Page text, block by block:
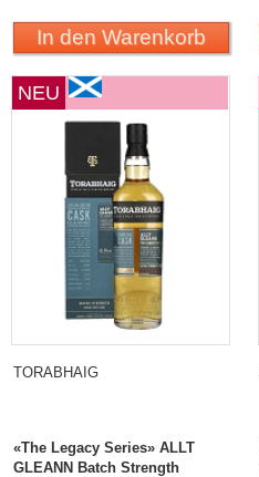
In den Warenkorb
NEU
TORABHAIG
«The Legacy Series» ALLT
GLEANN Batch Strength